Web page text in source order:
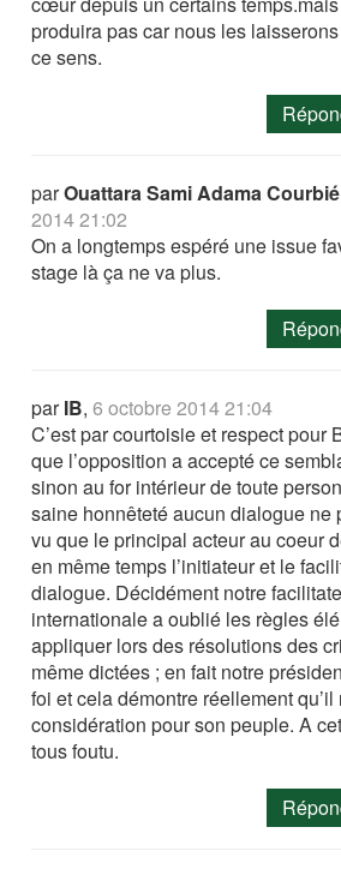
produira pas car nous les
ce sens.
parOuattara Sami Adama Courbié
2014 21:02
On a longtemps espéré une issue
stage là ça ne va plus.
parIB,6 octobre 2014 21:04
C’est par courtoisie et respect pour
que l’opposition a accepté ce
sinon au for intérieur de toute
saine honnêteté aucun dialogue ne
vu que le principal acteur au coeur
en même temps l’initiateur et le
dialogue. Décidément notre
internationale a oublié les règles
appliquer lors des résolutions des
même dictées ; en fait notre
foi et cela démontre réellement qu’il
considération pour son peuple. A
tous foutu.